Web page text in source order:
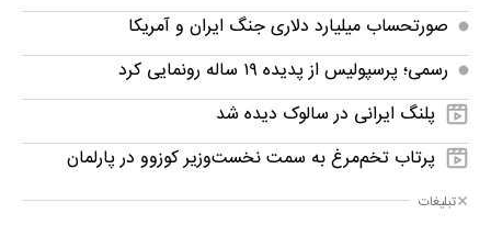
صورتحساب میلیارد دلاری جنگ ایران و آمریکا
رسمی؛ پرسپولیس از پدیده ۱۹ ساله رونمایی کرد
پلنگ ایرانی در سالوک دیده شد
پرتاب تخم‌مرغ به سمت نخست‌وزیر کوزوو در پارلمان
تبلیغات